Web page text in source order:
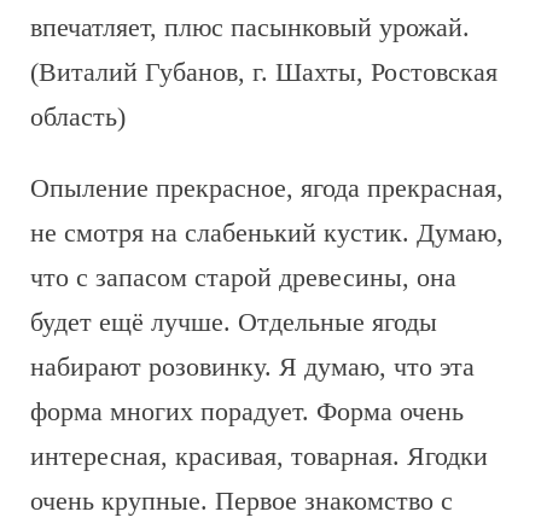
впечатляет, плюс пасынковый урожай.
(Виталий Губанов, г. Шахты, Ростовская
область)
Опыление прекрасное, ягода прекрасная,
не смотря на слабенький кустик. Думаю,
что с запасом старой древесины, она
будет ещё лучше. Отдельные ягоды
набирают розовинку. Я думаю, что эта
форма многих порадует. Форма очень
интересная, красивая, товарная. Ягодки
очень крупные. Первое знакомство с